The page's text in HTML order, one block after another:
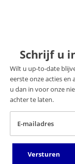
Schrijf u
Wilt u up-to-date
eerste onze acties en
u dan in voor onze
achter te laten.
E-mailadres
Versturen